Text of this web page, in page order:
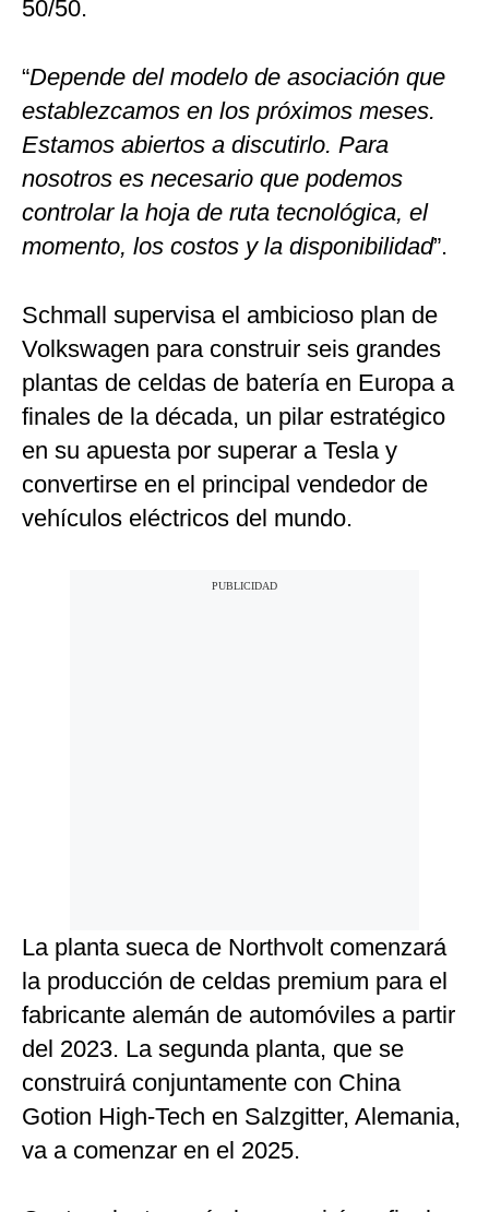
50/50.
“Depende del modelo de asociación que
establezcamos en los próximos meses.
Estamos abiertos a discutirlo. Para
nosotros es necesario que podemos
controlar la hoja de ruta tecnológica, el
momento, los costos y la disponibilidad”.
Schmall supervisa el ambicioso plan de
Volkswagen para construir seis grandes
plantas de celdas de batería en Europa a
finales de la década, un pilar estratégico
en su apuesta por superar a Tesla y
convertirse en el principal vendedor de
vehículos eléctricos del mundo.
La planta sueca de Northvolt comenzará
la producción de celdas premium para el
fabricante alemán de automóviles a partir
del 2023. La segunda planta, que se
construirá conjuntamente con China
Gotion High-Tech en Salzgitter, Alemania,
va a comenzar en el 2025.